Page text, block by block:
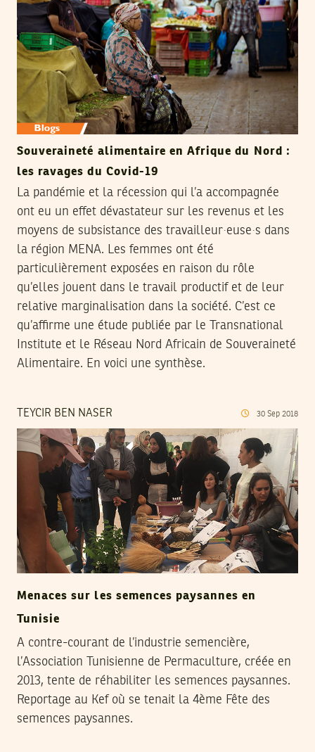
Souveraineté alimentaire en Afrique du Nord :
les ravages du Covid-19
La pandémie et la récession qui l’a accompagnée
ont eu un effet dévastateur sur les revenus et les
moyens de subsistance des travailleur∙euse∙s dans
la région MENA. Les femmes ont été
particulièrement exposées en raison du rôle
qu’elles jouent dans le travail productif et de leur
relative marginalisation dans la société. C’est ce
qu’affirme une étude publiée par le Transnational
Institute et le Réseau Nord Africain de Souveraineté
Alimentaire. En voici une synthèse.
TEYCIR BEN NASER 30 Sep 2018
Menaces sur les semences paysannes en
Tunisie
A contre-courant de l’industrie semencière,
l’Association Tunisienne de Permaculture, créée en
2013, tente de réhabiliter les semences paysannes.
Reportage au Kef où se tenait la 4ème Fête des
semences paysannes.